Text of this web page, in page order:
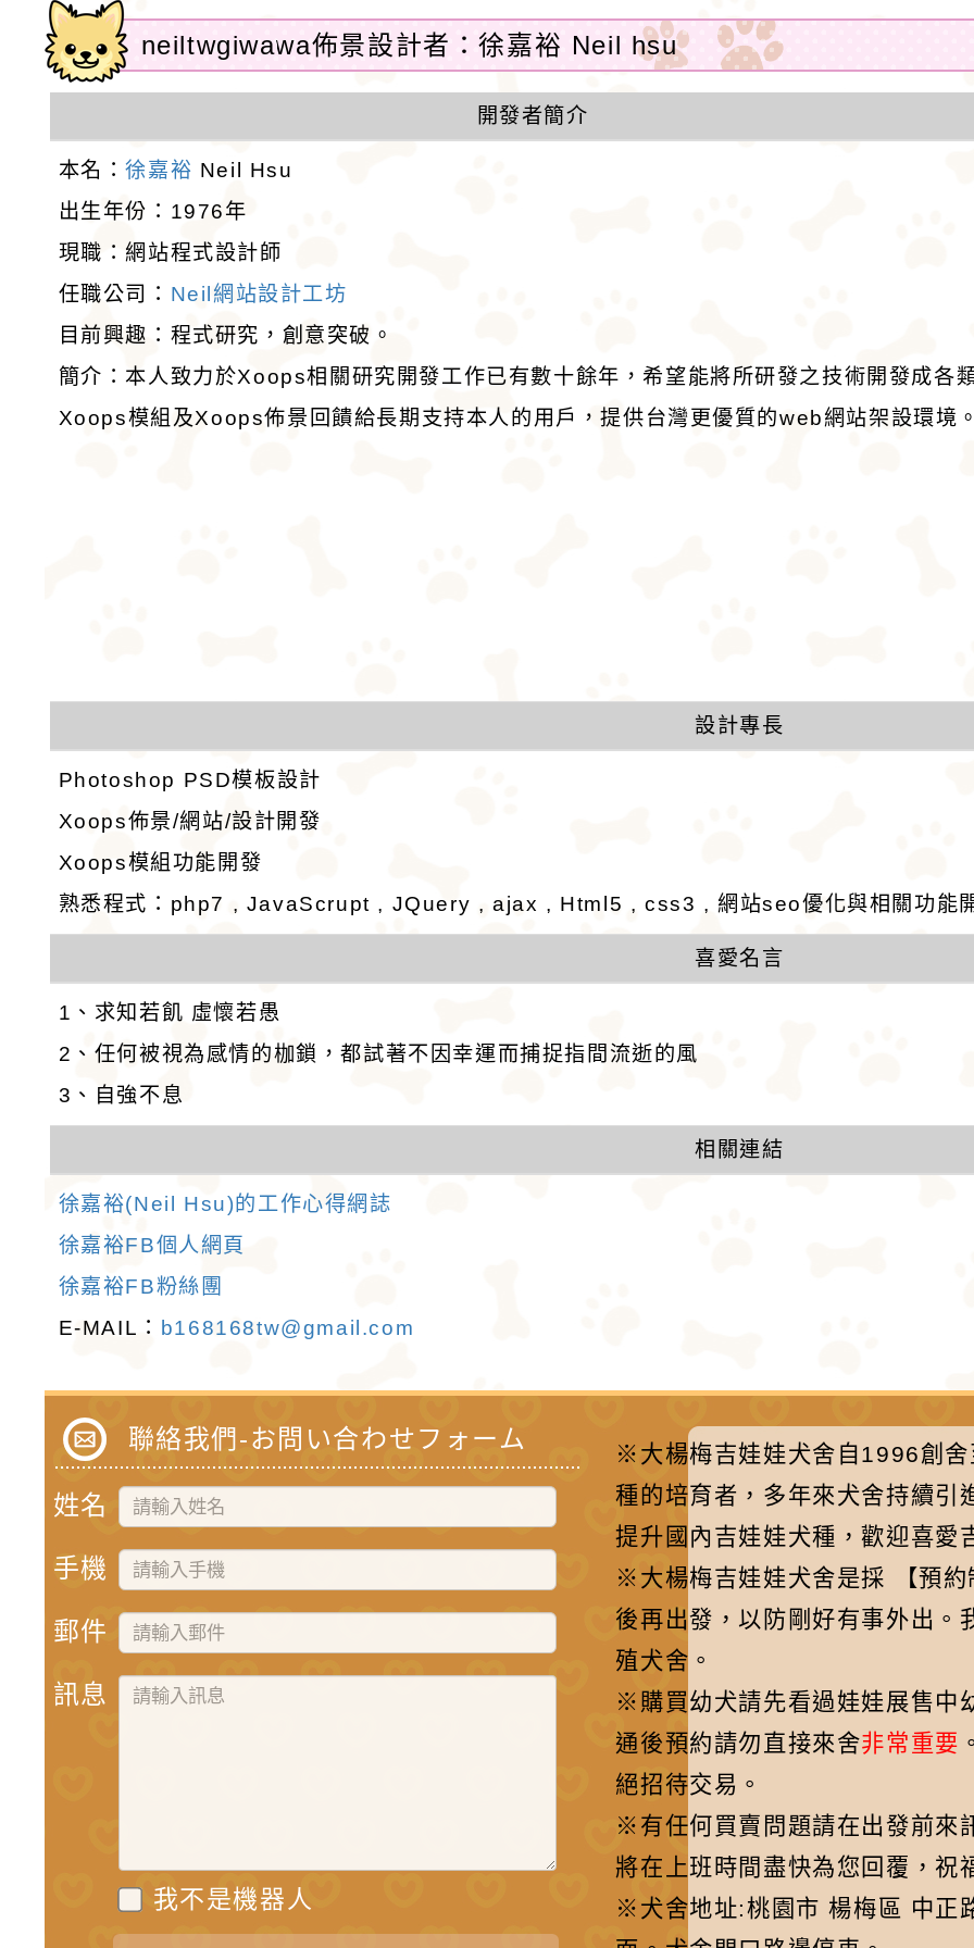
neiltwgiwawa佈景設計者：徐嘉裕 Neil hsu
開發者簡介
本名：徐嘉裕 Neil Hsu
出生年份：1976年
現職：網站程式設計師
任職公司： Neil網站設計工坊
目前興趣：程式研究，創意突破。
簡介：本人致力於Xoops相關研究開發工作已有數十餘年，希望能將所研發之技術開發成各
Xoops模組及Xoops佈景回饋給長期支持本人的用戶，提供台灣更優質的web網站架設環境
設計專長
Photoshop PSD模板設計
Xoops佈景/網站/設計開發
Xoops模組功能開發
熟悉程式：php7 , JavaScrupt , JQuery , ajax , Html5 , css3 , 網站seo優化與相關功能
喜愛名言
1、求知若飢 虛懷若愚
2、任何被視為感情的枷鎖，都試著不因幸運而捕捉指間流逝的風
3、自強不息
相關連結
徐嘉裕(Neil Hsu)的工作心得網誌
徐嘉裕FB個人網頁
徐嘉裕FB粉絲團
E-MAIL：
b168168tw@gmail.com
聯絡我們-お問い合わせフォーム
姓名
手機
郵件
訊息
我不是機器人
※大楊梅吉娃娃犬舍自1996創
種的培育者，多年來犬舍持續引
提升國內吉娃娃犬種，歡迎喜愛
※大楊梅吉娃娃犬舍是採 【預
後再出發，以防剛好有事外出。
殖犬舍。
※購買幼犬請先看過娃娃展售中
通後預約請勿直接來舍非常重要
絕招待交易。
※有任何買賣問題請在出發前
將在上班時間盡快為您回覆，祝
※犬舍地址:桃園市 楊梅區 中正